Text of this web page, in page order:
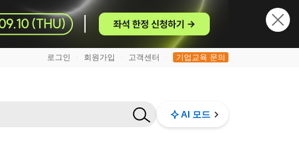
로그인 회원가입 고객센터 기업교육 문의
AI 모드